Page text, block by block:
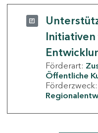
Förderart:
Öffentliche
Förderzweck: